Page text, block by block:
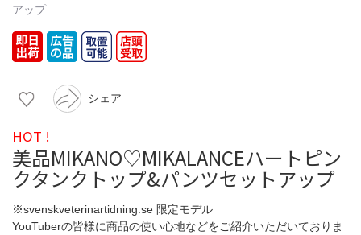
アップ
シェア
HOT !
美品MIKANO♡MIKALANCEハートピン
クタンクトップ&パンツセットアップ
※svenskveterinartidning.se 限定モデル
YouTuberの皆様に商品の使い心地などをご紹介いただいておりま